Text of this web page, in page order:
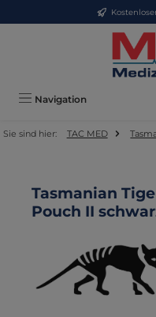
Zum Hauptinhalt springen
Navigation
Sie sind hier: TAC MED
Tasmanian
Pouch II